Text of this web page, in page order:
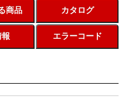
商品 カタログ
報 エラーコード